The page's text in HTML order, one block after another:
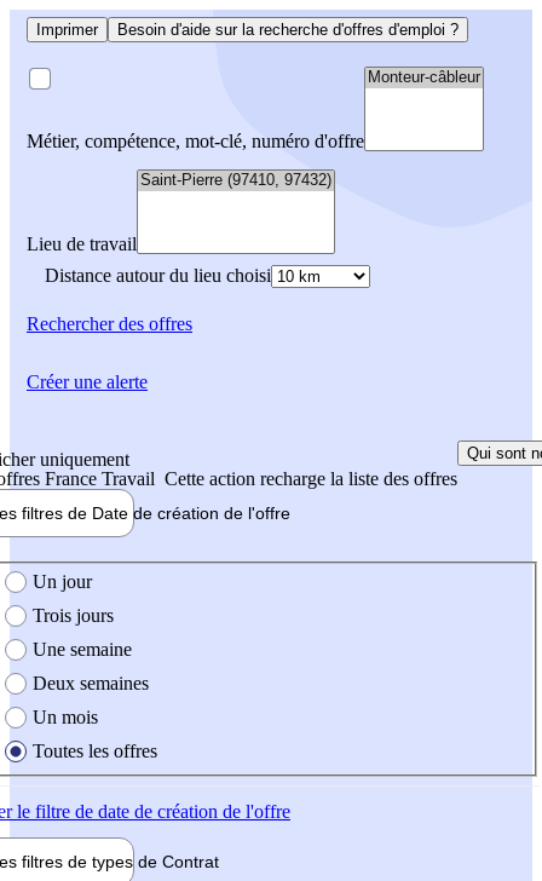
Imprimer Besoin d'aide sur la recherche d'offres d'emploi ?
Métier, compétence, mot-clé, numéro d'offre
Lieu de travail
Distance autour du lieu choisi
Rechercherdes offres
uniquement
France Travail Cette action recharge la liste des offres
Qui sont
filtres de Date de création de l'offre
création de l'offre
Un jour
Trois jours
Une semaine
Deux semaines
Un mois
Toutes les offres
le filtre de date de création de l'offre
filtres de types de Contrat
Créer une alerte